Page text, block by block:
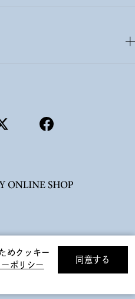
絞り込んで検索する
めクッキー
ポリシー
同意する